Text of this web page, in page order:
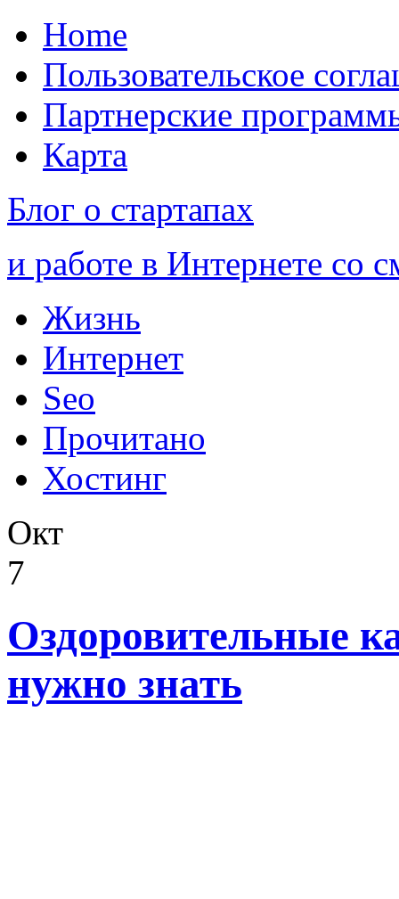
Home
Пользовательское
Партнерские
Карта
Блог о стартапах
и работе в Интернете со
Жизнь
Интернет
Seo
Прочитано
Хостинг
Окт
7
Оздоровительные
нужно знать